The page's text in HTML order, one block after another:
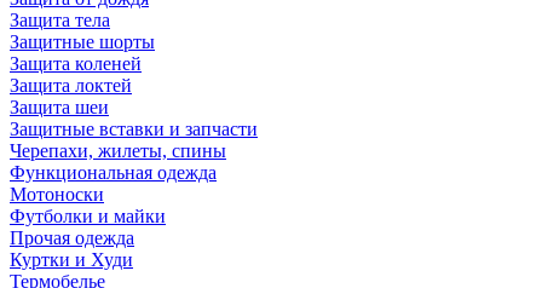
Защита тела
Защитные шорты
Защита коленей
Защита локтей
Защита шеи
Защитные вставки и запчасти
Черепахи, жилеты, спины
Функциональная одежда
Мотоноски
Футболки и майки
Прочая одежда
Куртки и Худи
Термобелье